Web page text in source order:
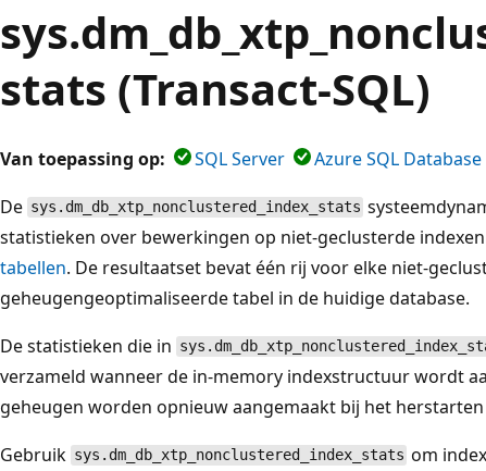
stats (Transact-SQL)
Van toepassing op: SQL Server Azure SQL Database
De sys.dm_db_xtp_nonclustered_index_stats
statistieken over bewerkingen op niet-geclusterde
tabellen. De resultaatset bevat één rij voor elke niet-
geheugengeoptimaliseerde tabel in de huidige database.
De statistieken die in
verzameld wanneer de in-memory indexstructuur wordt
geheugen worden opnieuw aangemaakt bij het herstarten
Gebruik sys.dm_db_xtp_nonclustered_index_stats om